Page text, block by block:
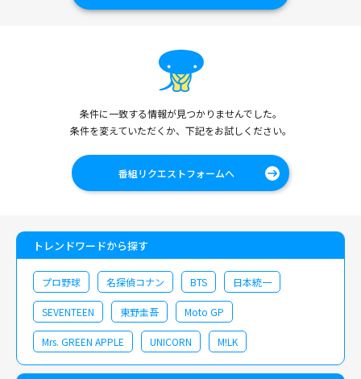
条件に一致する情報が見つかりませんでした。
条件を変えていただくか、下記をお試しください。
番組リクエストフォームへ
トレンドワードから探す
プロ野球 名探偵コナン BTS 日本統一
SEVENTEEN 東野圭吾 Moto GP
Mrs. GREEN APPLE UNICORN M!LK